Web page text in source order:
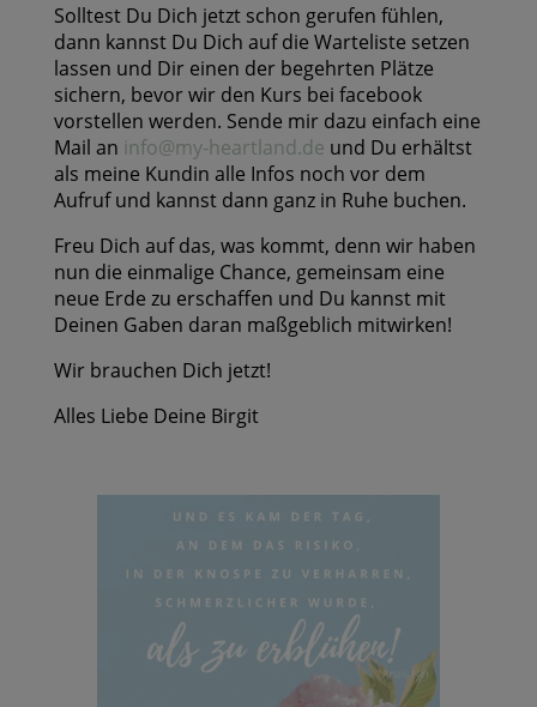
Solltest Du Dich jetzt schon gerufen fühlen,
dann kannst Du Dich auf die Warteliste setzen
lassen und Dir einen der begehrten Plätze
sichern, bevor wir den Kurs bei facebook
vorstellen werden. Sende mir dazu einfach eine
Mail an info@my-heartland.de und Du erhältst
als meine Kundin alle Infos noch vor dem
Aufruf und kannst dann ganz in Ruhe buchen.
Freu Dich auf das, was kommt, denn wir haben
nun die einmalige Chance, gemeinsam eine
neue Erde zu erschaffen und Du kannst mit
Deinen Gaben daran maßgeblich mitwirken!
Wir brauchen Dich jetzt!
Alles Liebe Deine Birgit